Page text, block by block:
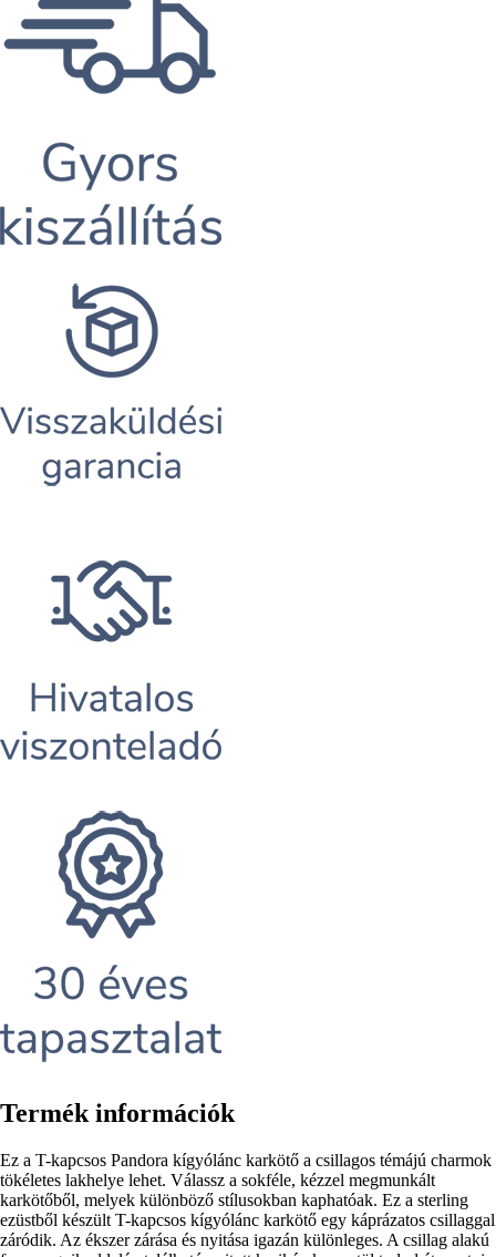
Termék információk
Ez a T-kapcsos Pandora kígyólánc karkötő a csillagos témájú charmok
tökéletes lakhelye lehet. Válassz a sokféle, kézzel megmunkált
karkötőből, melyek különböző stílusokban kaphatóak. Ez a sterling
ezüstből készült T-kapcsos kígyólánc karkötő egy káprázatos csillaggal
záródik. Az ékszer zárása és nyitása igazán különleges. A csillag alakú